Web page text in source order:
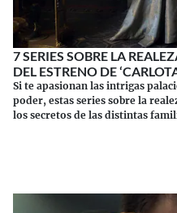
7 SERIES SOBRE LA
DEL ESTRENO DE
Si te apasionan las intrigas
poder, estas series sobre la
los secretos de las distintas